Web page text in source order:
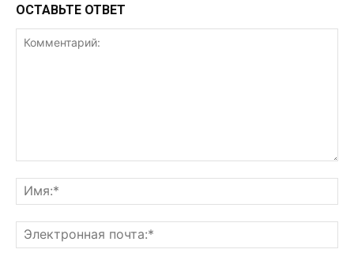
ОСТАВЬТЕ ОТВЕТ